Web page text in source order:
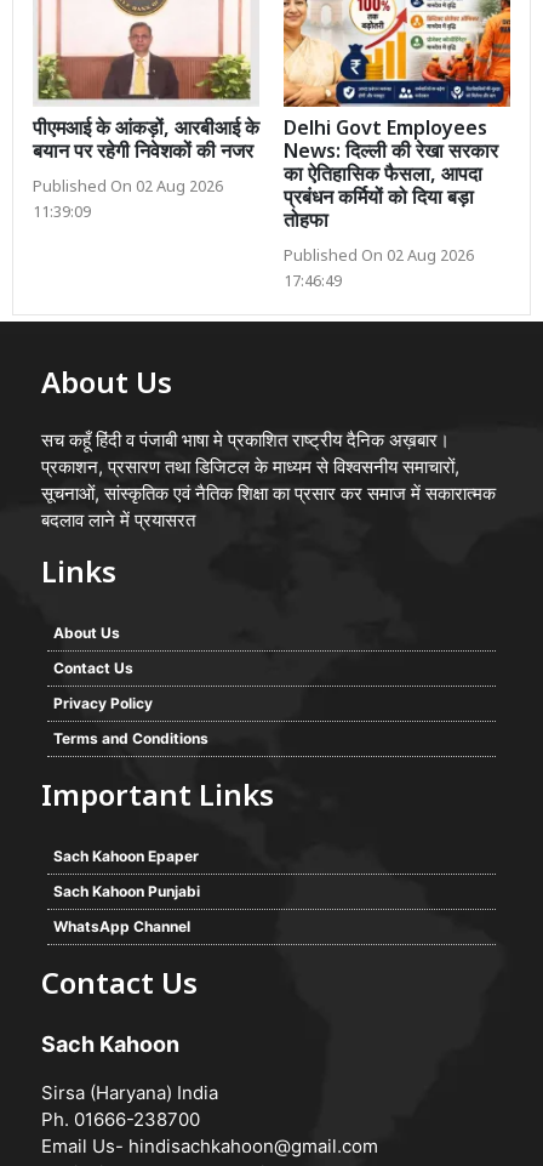
पीएमआई के आंकड़ों, आरबीआई के
बयान पर रहेगी निवेशकों की नजर
Published On 02 Aug 2026
11:39:09
Delhi Govt Employees
News: दिल्ली की रेखा सरकार
का ऐतिहासिक फैसला, आपदा
प्रबंधन कर्मियों को दिया बड़ा
तोहफा
Published On 02 Aug 2026
17:46:49
About Us
सच कहूँ हिंदी व पंजाबी भाषा मे प्रकाशित राष्ट्रीय दैनिक अख़बार।
प्रकाशन, प्रसारण तथा डिजिटल के माध्यम से विश्वसनीय समाचारों,
सूचनाओं, सांस्कृतिक एवं नैतिक शिक्षा का प्रसार कर समाज में सकारात्मक
बदलाव लाने में प्रयासरत
Links
About Us
Contact Us
Privacy Policy
Terms and Conditions
Important Links
Sach Kahoon Epaper
Sach Kahoon Punjabi
WhatsApp Channel
Contact Us
Sach Kahoon
Sirsa (Haryana) India
Ph. 01666-238700
Email Us- hindisachkahoon@gmail.com